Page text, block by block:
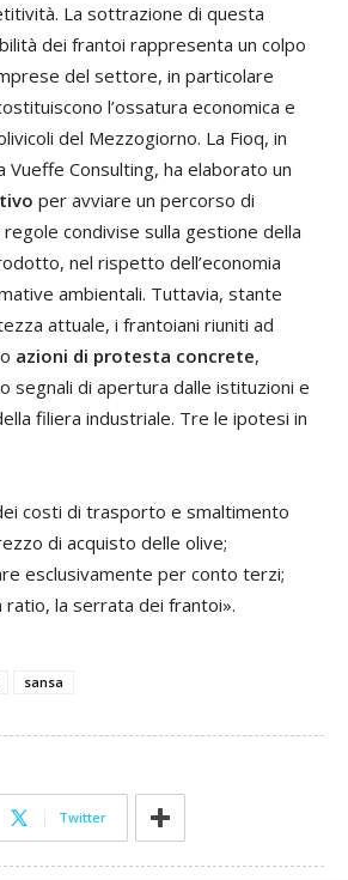
La sottrazione di questa
dei frantoi rappresenta un colpo
del settore, in particolare
l’ossatura economica e
del Mezzogiorno. La Fioq, in
Vueffe Consulting, ha elaborato un
per avviare un percorso di
condivise sulla gestione della
nel rispetto dell’economia
ambientali. Tuttavia, stante
attuale, i frantoiani riuniti ad
azioni di protesta concrete,
segnali di apertura dalle istituzioni e
filiera industriale. Tre le ipotesi in
costi di trasporto e smaltimento
di acquisto delle olive;
esclusivamente per conto terzi;
la serrata dei frantoi».
sansa
Twitter